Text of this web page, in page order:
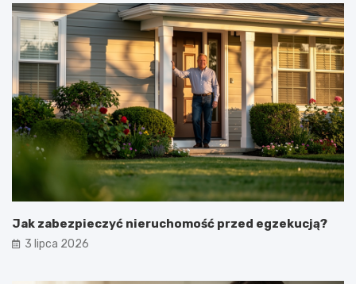
Jak zabezpieczyć nieruchomość przed egzekucją?
3 lipca 2026